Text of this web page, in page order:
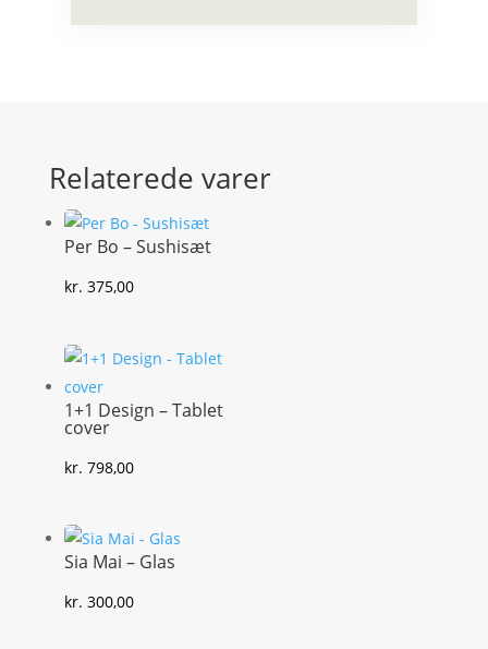
Relaterede varer
Per Bo – Sushisæt
kr. 375,00
1+1 Design – Tablet
cover
kr. 798,00
Sia Mai – Glas
kr. 300,00